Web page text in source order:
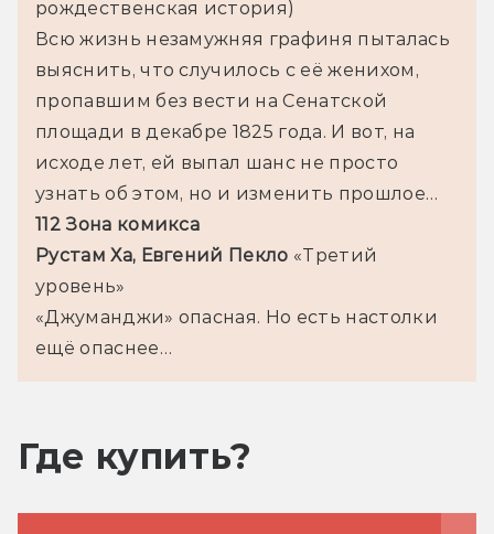
рождественская история)
Всю жизнь незамужняя графиня пыталась
выяснить, что случилось с её женихом,
пропавшим без вести на Сенатской
площади в декабре 1825 года. И вот, на
исходе лет, ей выпал шанс не просто
узнать об этом, но и изменить прошлое…
112 Зона комикса
Рустам Ха, Евгений Пекло «Третий
уровень»
«Джуманджи» опасная. Но есть настолки
ещё опаснее…
Где купить?